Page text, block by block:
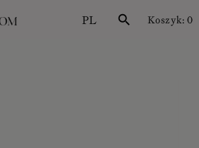
PL search Koszyk: 0